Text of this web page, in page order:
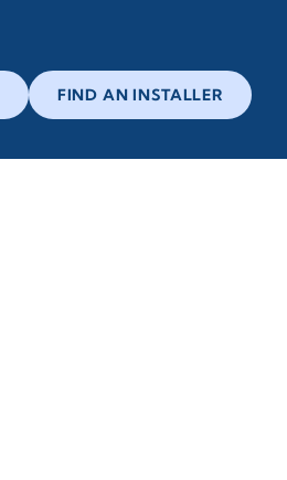
FIND AN INSTALLER